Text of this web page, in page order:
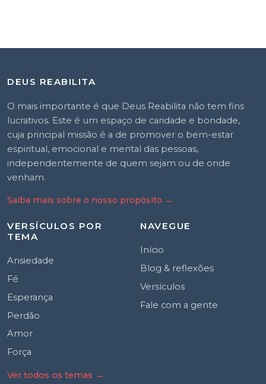
DEUS REABILITA
O mais importante é que Deus Reabilita não tem fins
lucrativos. Este é um espaço de caridade e bondade,
cuja principal missão é a de promover o bem-estar
espiritual, emocional e mental das pessoas,
independentemente de quem sejam ou de onde
venham.
Saiba mais sobre o nosso propósito →
VERSÍCULOS POR
TEMA
Ansiedade
Fé
Esperança
Perdão
Amor
Força
Ver todos os temas →
NAVEGUE
Início
Blog & reflexões
Versículos
Fale com a gente